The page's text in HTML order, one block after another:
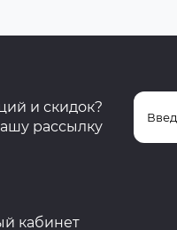
и скидок?
рассылку
кабинет